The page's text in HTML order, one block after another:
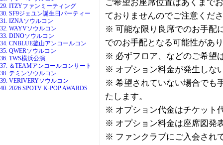
29. ITZYファンミーティング
30. SF9ジェユン誕生日パーティー
31. IZNAソウルコン
32. WAYVソウルコン
33. DINOソウルコン
34. CNBLUE釜山アンコールコン
35. QWERソウルコン
36. TWS横浜公演
37. ＆TEAMアンコールコンサート
38. テミンソウルコン
39. VERIVERYソウルコン
40. 2026 SPOTV K-POP AWARDS
ご希望お座席位置はあくまで
ておりませんのでご注意くだ
※ 可能な限り良席でのお手配
でのお手配となる可能性があ
※ 必ずフロア、などのご希望
※ オプション料金が発生しな
※ 希望されていない場合でも
たします。
※ オプション代金はチケット
※ オプション料金は座席図発
※ ファンクラブにご入会され